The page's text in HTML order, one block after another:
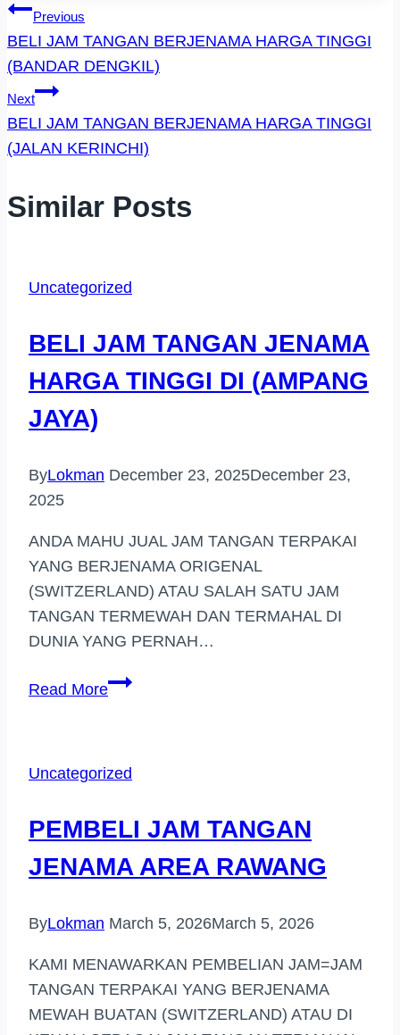
Post
Navigation
Previous
BELI JAM TANGAN BERJENAMA HARGA TINGGI
(BANDAR DENGKIL)
Next
BELI JAM TANGAN BERJENAMA HARGA TINGGI
(JALAN KERINCHI)
Similar Posts
Uncategorized
BELI JAM TANGAN JENAMA
HARGA TINGGI DI (AMPANG
JAYA)
ByLokman December 23, 2025December 23,
2025
ANDA MAHU JUAL JAM TANGAN TERPAKAI
YANG BERJENAMA ORIGENAL
(SWITZERLAND) ATAU SALAH SATU JAM
TANGAN TERMEWAH DAN TERMAHAL DI
DUNIA YANG PERNAH…
Read MoreBELI
HARGA
DI
(AMPANG
JAYA)
Uncategorized
PEMBELI JAM TANGAN
JENAMA AREA RAWANG
ByLokman March 5, 2026March 5, 2026
KAMI MENAWARKAN PEMBELIAN JAM=JAM
TANGAN TERPAKAI YANG BERJENAMA
MEWAH BUATAN (SWITZERLAND) ATAU DI